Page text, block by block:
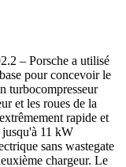
– Porsche a utilisé
pour concevoir le
turbocompresseur
et les roues de la
rapide et
jusqu'à 11 kW
sans wastegate
chargeur. Le